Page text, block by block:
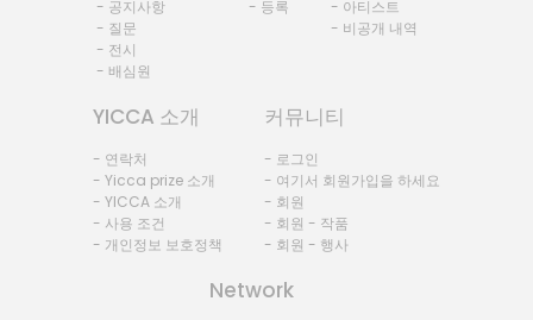
- 공지사항
- 질문
- 전시
- 배심원
- 등록
- 아티스트
- 비공개 내역
YICCA 소개
- 연락처
- Yicca prize 소개
- YICCA 소개
- 사용 조건
- 개인정보 보호정책
커뮤니티
- 로그인
- 여기서 회원가입을 하세요
- 회원
- 회원 - 작품
- 회원 - 행사
Network